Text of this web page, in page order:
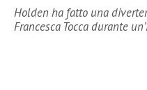
Holden ha fatto una
Francesca Tocca durante